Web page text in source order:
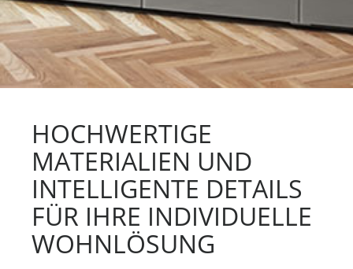
HOCHWERTIGE
MATERIALIEN UND
INTELLIGENTE DETAILS
FÜR IHRE INDIVIDUELLE
WOHNLÖSUNG